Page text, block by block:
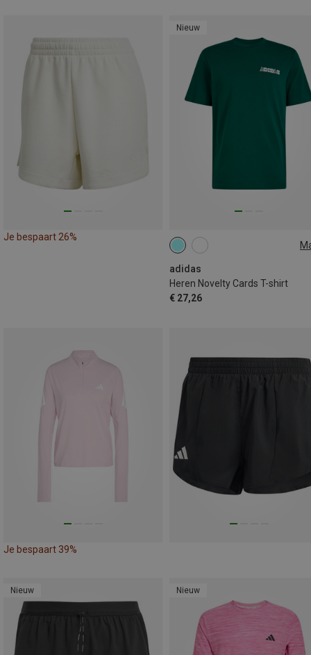
Je bespaart 26%
Nieuw
adidas
Heren Novelty Cards T-shirt
€ 27,26
S M
Je bespaart 39%
Nieuw Nieuw